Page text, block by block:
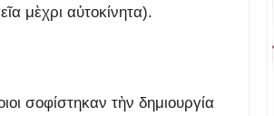
μὲχρι αὐτοκίνητα).
σοφίστηκαν τὴν δημιουργία